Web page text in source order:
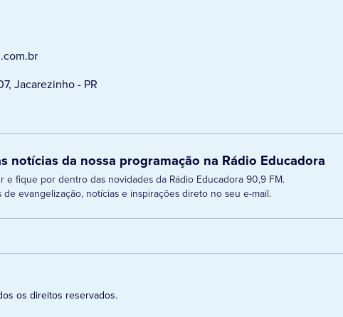
Jacarezinho - PR
notícias da nossa programação na Rádio Educadora
e fique por dentro das novidades da Rádio Educadora 90,9 FM.
evangelização, notícias e inspirações direto no seu e-mail.
os direitos reservados.